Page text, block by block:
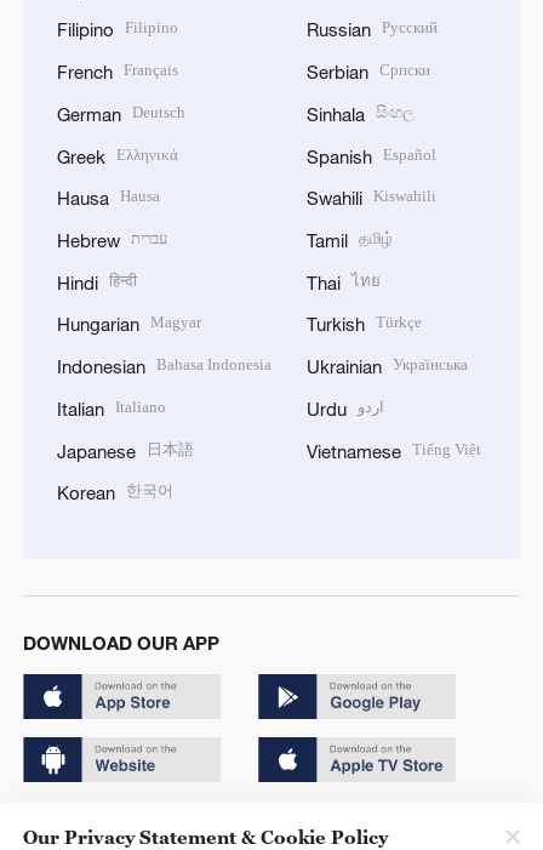
Filipino Filipino
French Français
German Deutsch
Greek Ελληνικά
Hausa Hausa
Hebrew עברית
Hindi हिन्दी
Hungarian Magyar
Indonesian Bahasa Indonesia
Italian Italiano
Japanese 日本語
Korean 한국어
Russian Русский
Serbian Српски
Sinhala සිංහල
Spanish Español
Swahili Kiswahili
Tamil தமிழ்
Thai ไทย
Turkish Türkçe
Ukrainian Українська
Urdu اردو
Vietnamese Tiếng Việt
DOWNLOAD OUR APP
Our Privacy Statement & Cookie Policy